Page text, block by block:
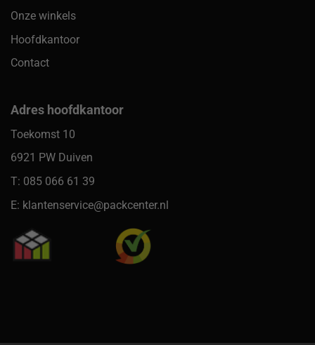
Onze winkels
Hoofdkantoor
Contact
Adres hoofdkantoor
Toekomst 10
6921 PW Duiven
T: 085 066 61 39
E: klantenservice@packcenter.nl